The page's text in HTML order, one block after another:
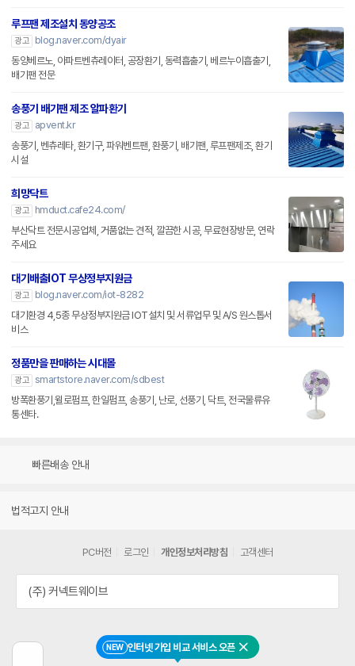
NEW 인터넷 가입 비교 서비스 오픈 닫기
루프팬 제조설치 동양공조
광고
blog.naver.com/dyair
동양베르노, 아파트벤츄레이터, 공장환기, 동력흡출기, 베르누이흡출기,
배기팬 전문
송풍기 배기팬 제조 알파환기
광고
apvent.kr
송풍기, 벤츄레타, 환기구, 파워벤트팬, 환풍기, 배기팬, 루프팬제조, 환기
시설
희망닥트
광고
hmduct.cafe24.com/
부산닥트 전문시공업체, 거품없는 견적, 깔끔한 시공, 무료현장방문, 연락
주세요
대기배출IOT 무상정부지원금
광고
blog.naver.com/iot-8282
대기환경 4,5종 무상정부지원금 IOT설치 및 서류업무 및 A/S 원스톱서
비스
정품만을 판매하는 시대몰
광고 smartstore.naver.com/sdbest
방폭환풍기,윌로펌프, 한일펌프, 송풍기, 난로, 선풍기, 닥트, 전국물류유
통센타.
빠른배송 안내
법적고지 안내
PC버전 로그인 개인정보처리방침 고객센터
(주) 커넥트웨이브